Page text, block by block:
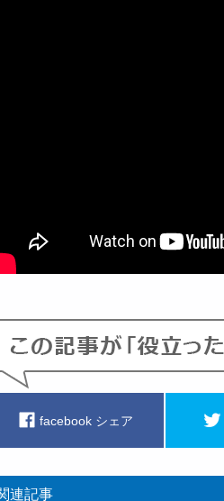
facebook シェア
連記事